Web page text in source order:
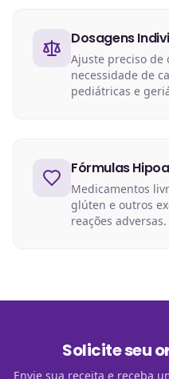
Dosagens
Ajuste preciso de
necessidade de
pediátricas e
Fórmulas
Medicamentos
glúten e outros
reações adversas.
Solicite seu
Envie sua receita e receba